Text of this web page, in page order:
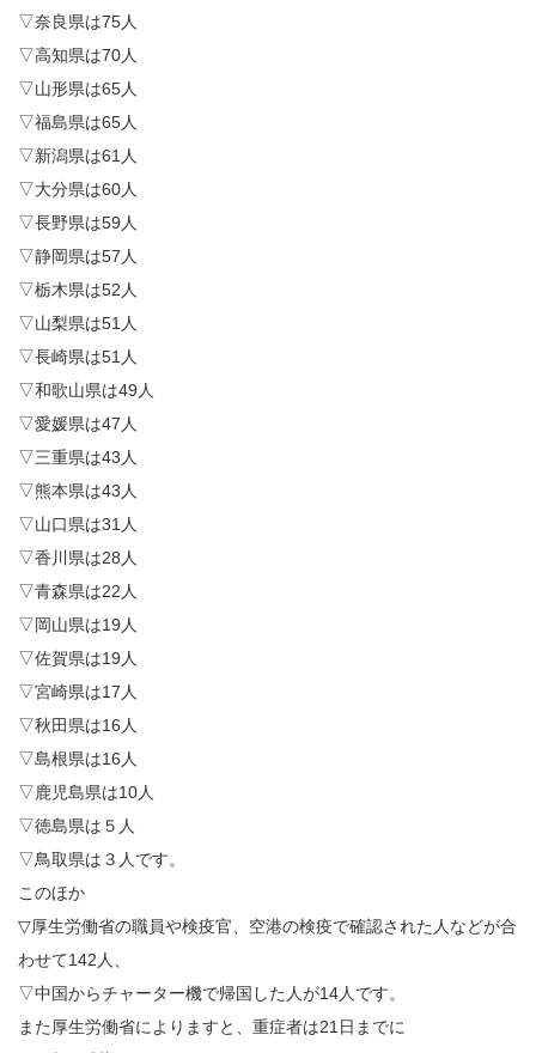
▽奈良県は75人
▽高知県は70人
▽山形県は65人
▽福島県は65人
▽新潟県は61人
▽大分県は60人
▽長野県は59人
▽静岡県は57人
▽栃木県は52人
▽山梨県は51人
▽長崎県は51人
▽和歌山県は49人
▽愛媛県は47人
▽三重県は43人
▽熊本県は43人
▽山口県は31人
▽香川県は28人
▽青森県は22人
▽岡山県は19人
▽佐賀県は19人
▽宮崎県は17人
▽秋田県は16人
▽島根県は16人
▽鹿児島県は10人
▽徳島県は５人
▽鳥取県は３人です。
このほか
▽厚生労働省の職員や検疫官、空港の検疫で確認された人などが合
わせて142人、
▽中国からチャーター機で帰国した人が14人です。
また厚生労働省によりますと、重症者は21日までに